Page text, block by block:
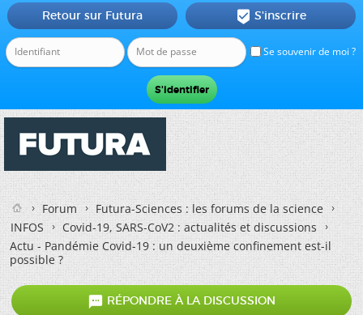
Se souvenir de moi ?
Retour sur Futura  S'inscrire
Forum
Futura-Sciences : les forums de la science
INFOS
Covid-19, SARS-CoV2 : actualités et discussions
Actu - Pandémie Covid-19 : un deuxième confinement est-il
possible ?
 RÉPONDRE À LA DISCUSSION